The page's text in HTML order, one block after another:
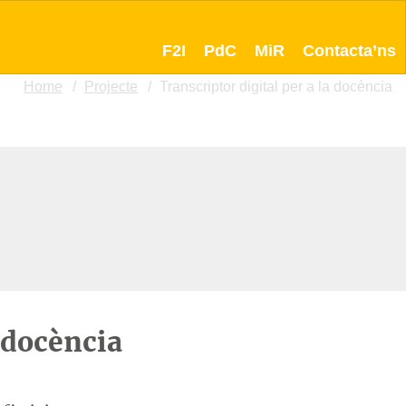
F2I PdC MiR Contacta’ns
Home Projecte Transcriptor digital per a la docència